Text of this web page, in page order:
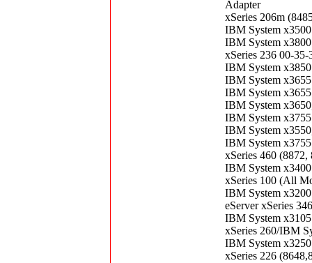
Adapter
xSeries 206m
IBM System
IBM System
xSeries 236 00-
IBM System
IBM System
IBM System
IBM System
IBM System
IBM System
IBM System
xSeries 460
IBM System
xSeries 100 (All
IBM System
eServer xSeries
IBM System
xSeries 260/IBM
IBM System
xSeries 226